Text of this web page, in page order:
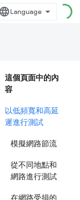
這個頁面中的內
容
以低頻寬和高延
遲進行測試
模擬網路節流
從不同地點和
網路進行測試
在網路受損的